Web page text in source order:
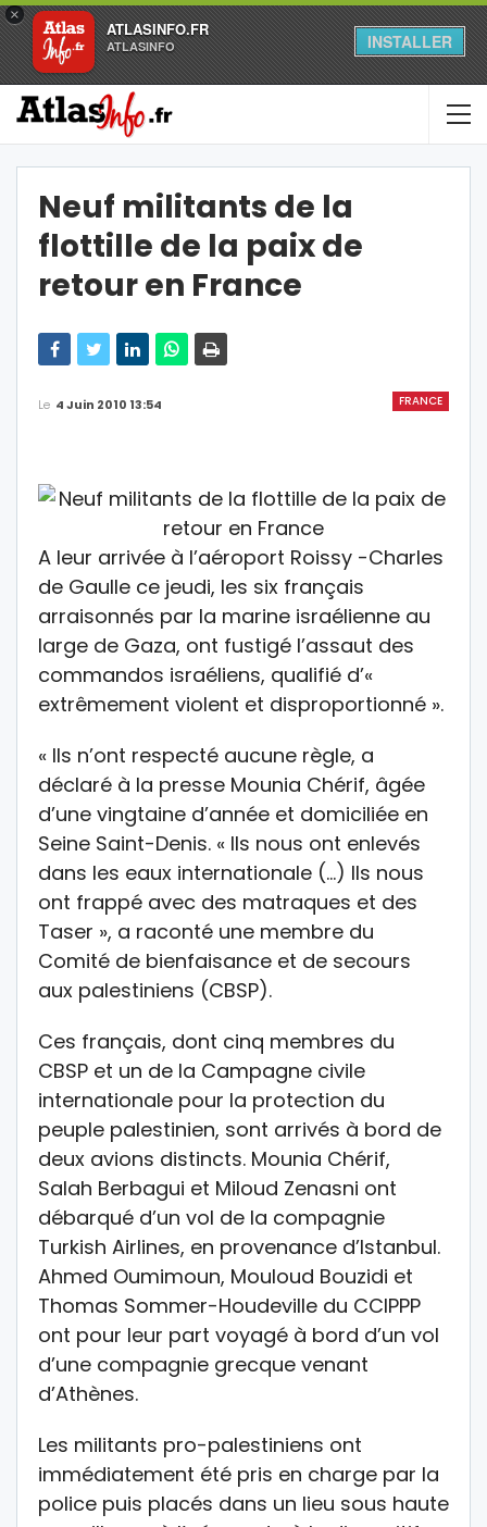
×
ATLASINFO.FR
ATLASINFO INSTALLER
Neuf militants de la
flottille de la paix de
retour en France
FRANCE
Le 4 Juin 2010 13:54
A leur arrivée à l’aéroport Roissy -Charles
de Gaulle ce jeudi, les six français
arraisonnés par la marine israélienne au
large de Gaza, ont fustigé l’assaut des
commandos israéliens, qualifié d’«
extrêmement violent et disproportionné ».
« Ils n’ont respecté aucune règle, a
déclaré à la presse Mounia Chérif, âgée
d’une vingtaine d’année et domiciliée en
Seine Saint-Denis. « Ils nous ont enlevés
dans les eaux internationale (…) Ils nous
ont frappé avec des matraques et des
Taser », a raconté une membre du
Comité de bienfaisance et de secours
aux palestiniens (CBSP).
Ces français, dont cinq membres du
CBSP et un de la Campagne civile
internationale pour la protection du
peuple palestinien, sont arrivés à bord de
deux avions distincts. Mounia Chérif,
Salah Berbagui et Miloud Zenasni ont
débarqué d’un vol de la compagnie
Turkish Airlines, en provenance d’Istanbul.
Ahmed Oumimoun, Mouloud Bouzidi et
Thomas Sommer-Houdeville du CCIPPP
ont pour leur part voyagé à bord d’un vol
d’une compagnie grecque venant
d’Athènes.
Les militants pro-palestiniens ont
immédiatement été pris en charge par la
police puis placés dans un lieu sous haute